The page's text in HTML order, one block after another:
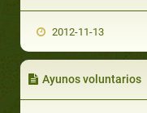
2012-11-13
Ayunos voluntarios